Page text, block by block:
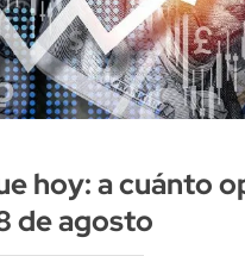
hoy: a cuánto
de agosto